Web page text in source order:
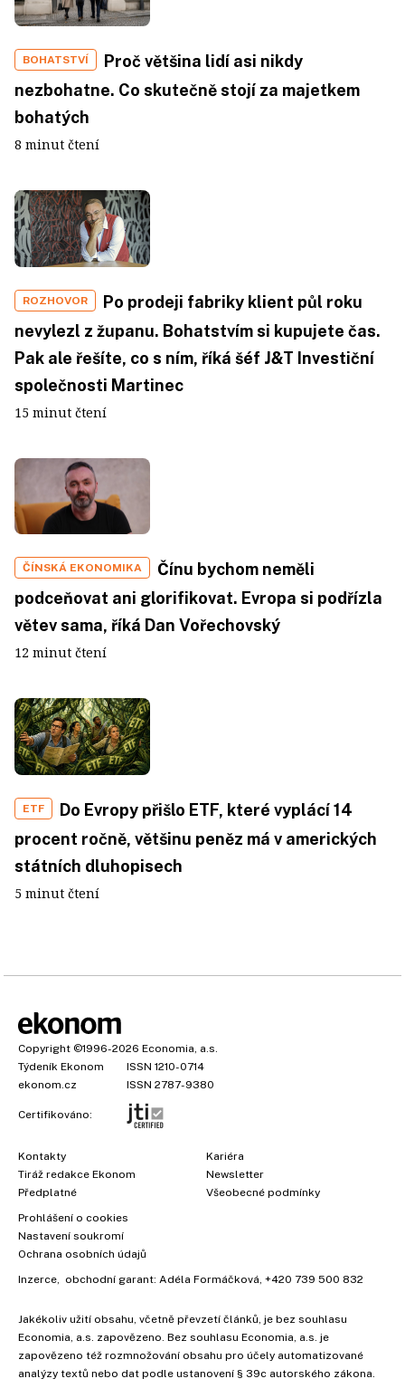
BOHATSTVÍ
Proč většina lidí asi nikdy
nezbohatne. Co skutečně stojí za majetkem
bohatých
8 minut čtení
ROZHOVOR
Po prodeji fabriky klient půl roku
nevylezl z županu. Bohatstvím si kupujete čas.
Pak ale řešíte, co s ním, říká šéf J&T Investiční
společnosti Martinec
15 minut čtení
ČÍNSKÁ EKONOMIKA
Čínu bychom neměli
podceňovat ani glorifikovat. Evropa si podřízla
větev sama, říká Dan Vořechovský
12 minut čtení
ETF
Do Evropy přišlo ETF, které vyplácí 14
procent ročně, většinu peněz má v amerických
státních dluhopisech
5 minut čtení
Copyright ©1996-2026 Economia, a.s.
Týdeník Ekonom
ISSN 1210-0714
ekonom.cz
ISSN 2787-9380
Certifikováno:
Kontakty
Tiráž redakce Ekonom
Předplatné
Kariéra
Newsletter
Všeobecné podmínky
Prohlášení o cookies
Nastavení soukromí
Ochrana osobních údajů
Inzerce , obchodní garant: Adéla Formáčková +420 739 500 832
Jakékoliv užití obsahu, včetně převzetí článků, je bez souhlasu
Economia, a.s. zapovězeno. Bez souhlasu Economia, a.s. je
zapovězeno též rozmnožování obsahu pro účely automatizované
analýzy textů nebo dat podle ustanovení § 39c autorského zákona.